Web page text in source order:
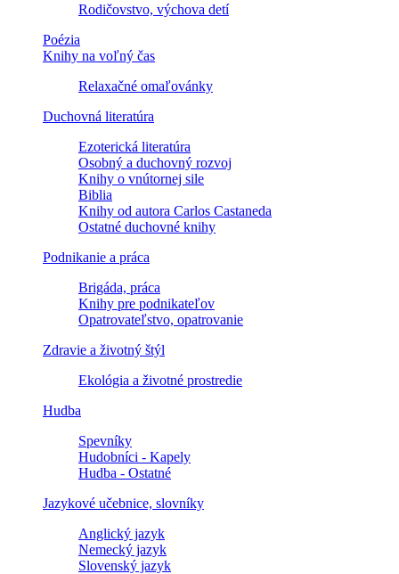
Rodičovstvo, výchova detí
Poézia
Knihy na voľný čas
Relaxačné omaľovánky
Duchovná literatúra
Ezoterická literatúra
Osobný a duchovný rozvoj
Knihy o vnútornej sile
Biblia
Knihy od autora Carlos Castaneda
Ostatné duchovné knihy
Podnikanie a práca
Brigáda, práca
Knihy pre podnikateľov
Opatrovateľstvo, opatrovanie
Zdravie a životný štýl
Ekológia a životné prostredie
Hudba
Spevníky
Hudobníci - Kapely
Hudba - Ostatné
Jazykové učebnice, slovníky
Anglický jazyk
Nemecký jazyk
Slovenský jazyk